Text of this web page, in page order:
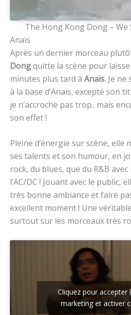
The Hong Kong Dong – We
Anaïs
Après un dernier morceau
Dongquitte la scène pour
minutes plus tard à Anaïs. Je
à la base d’Anaïs, excepté son
je n’accroche pas trop.. mais
son effet !
Pleine d’énergie sur scène,
ses talents et son humour, en
rock, du blues, que du R&B
l’AC/DC ! Jouant avec le public,
très bonne ambiance et faire
excellent moment ! Une
surtout sur les morceaux très
Cliquez pour accepter
marketing et activer